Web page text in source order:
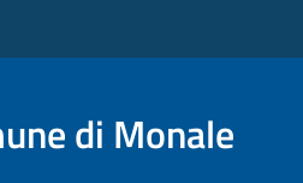
di Monale